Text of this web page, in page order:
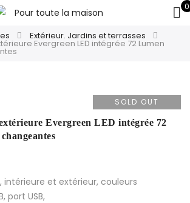
0
Extérieur. Jardins et terrasses
Evergreen LED intégrée 72 Lumen
SOLD OUT
Evergreen LED intégrée 72
et extérieur, couleurs
port USB,